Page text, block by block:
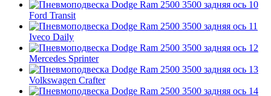
Ford Transit
Iveco Daily
Mercedes Sprinter
Volkswagen Crafter